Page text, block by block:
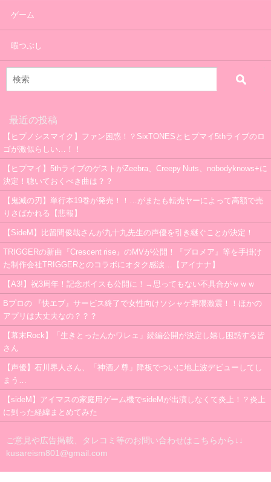
ゲーム
暇つぶし
最近の投稿
【ヒプノシスマイク】ファン困惑！？SixTONESとヒプマイ5thライブのロ
ゴが激似らしい…！！
【ヒプマイ】5thライブのゲストがZeebra、Creepy Nuts、nobodyknows+に
決定！聴いておくべき曲は？？
【鬼滅の刃】単行本19巻が発売！！…がまたも転売ヤーによって高額で売
りさばかれる【悲報】
【SideM】比留間俊哉さんが九十九先生の声優を引き継ぐことが決定！
TRIGGERの新曲『Crescent rise』のMVが公開！『プロメア』等を手掛け
た制作会社TRIGGERとのコラボにオタク感涙…【アイナナ】
【A3!】祝3周年！記念ボイスも公開に！→思ってもない不具合がｗｗｗ
Bプロの 『快エブ』サービス終了で女性向けソシャゲ界隈激震！！ほかの
アプリは大丈夫なの？？？
【幕末Rock】「生きとったんかワレェ」続編公開が決定し嬉し困惑する皆
さん
【声優】石川界人さん、「神酒ノ尊」降板でついに地上波デビューしてし
まう…
【sideM】アイマスの家庭用ゲーム機でsideMが出演しなくて炎上！？炎上
に到った経緯まとめてみた
ご意見や広告掲載、タレコミ等のお問い合わせはこちらから↓↓
kusareism801@gmail.com